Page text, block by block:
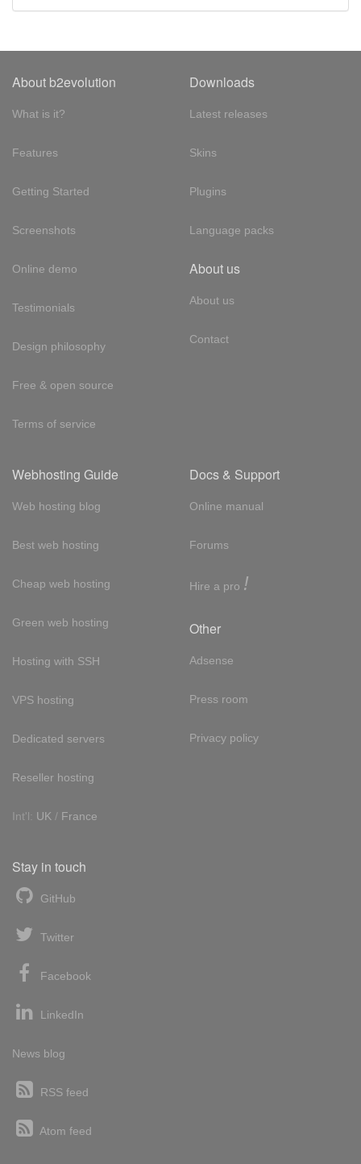
About b2evolution
What is it?
Features
Getting Started
Screenshots
Online demo
Testimonials
Design philosophy
Free & open source
Terms of service
Downloads
Latest releases
Skins
Plugins
Language packs
About us
About us
Contact
Webhosting Guide
Web hosting blog
Best web hosting
Cheap web hosting
Green web hosting
Hosting with SSH
VPS hosting
Dedicated servers
Reseller hosting
Int'l: UK / France
Docs & Support
Online manual
Forums
Hire a pro !
Other
Adsense
Press room
Privacy policy
Stay in touch
GitHub
Twitter
Facebook
LinkedIn
News blog
RSS feed
Atom feed